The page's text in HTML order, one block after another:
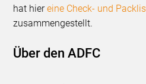
hat hiereine Check- und
zusammengestellt.
Über den ADFC